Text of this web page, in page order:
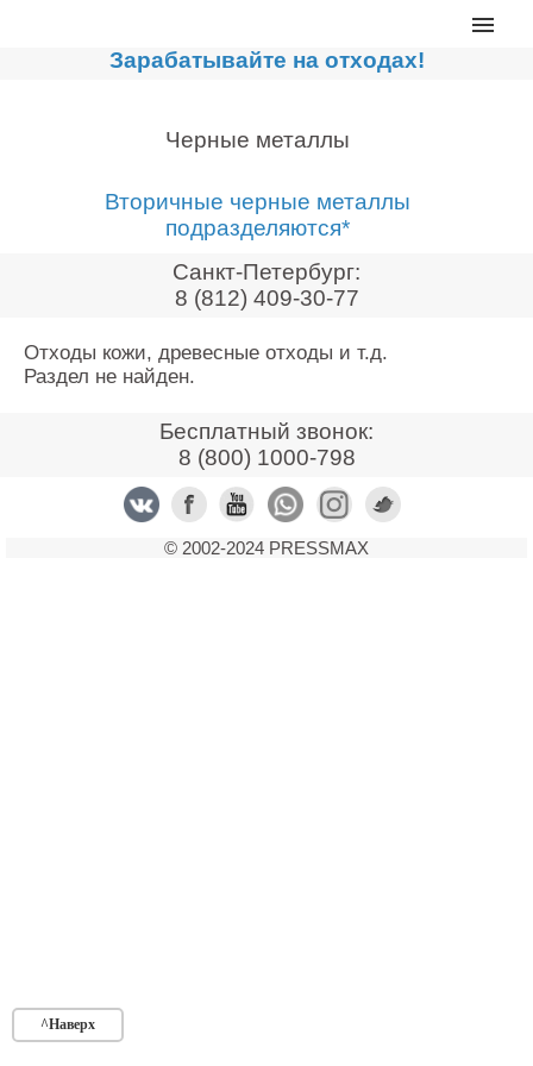
Главная
Сортировочные линии
Дробильное оборудование
Реализованные проекты
Лизинг
Новости компании
Мировые новости
О нас
Контакты
Зарабатывайте на отходах!
Черные металлы
Вторичные черные металлы
подразделяются*
Санкт-Петербург:
8 (812) 409-30-77
Отходы кожи, древесные отходы и т.д.
Раздел не найден.
Бесплатный звонок:
8 (800) 1000-798
© 2002-2024 PRESSMAX
^Наверх